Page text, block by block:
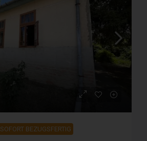
SOFORT BEZUGSFERTIG